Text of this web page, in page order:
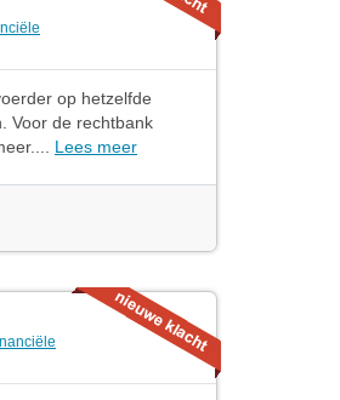
op hetzelfde
Voor de rechtbank
Lees meer